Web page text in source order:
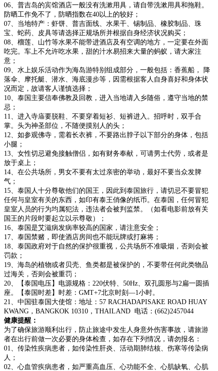
06、普吉岛的宾馆酒店一般没有洗漱用具，请自带洗漱用具和拖鞋。
防晒工作免不了，防晒指数在40以上的较好；
07、当地特产：虾饼、普吉面线、水果干、锡制品、橡胶制品、珠
宝、蛇药、皮具等请选择正规场所并根据自身经济状况购买；
08、榴莲、山竹等水果不能带进酒店及有空调的地方，一定要在外面
吃完。车上不允许吃水果，甜的汁水易招来大量的蚂蚁，请大家注
意；
09、水上娱乐活动作为海岛游特别组成部分，一般包括：香蕉船， 降
落伞、摩托艇、潜水、海底漫步等，因需根据客人自身喜好和身体状
况而定，故请客人谨慎选择；
10、泰国主要信奉佛教及回教，进入当地请入乡随俗，遵守当地的禁
忌；
11、进入寺庙要脱鞋、不要穿着短衫、短裤进入。招呼时，双手合
掌。头为神圣部位，不随便摸别人的头；
12、如参观佛寺，需着长衣裤，不要路出脖子以下部分的身体，包括
小腿；
13、女性切忌避免接触僧侣，如有财务奉献，可请男士代劳，或者是
放于桌上；
14、在公共场所，男女不要有太过亲密的举动，最好不要当众发脾
气；
15、泰国人十分尊敬他们的国王，因此到泰国旅行，请切忌不要冒犯
任何与皇室有关的东西，如印有泰王俏像的纸币。在泰国，任何冒犯
皇室人员的行为均属犯法，违法者会被判监禁。（如看电影前放有关
国王的片段时要起立以示尊敬）；
16、泰国是艾滋病发病率较高的国家，请注意安全；
17、泰国禁赌，即使酒店房间也不能玩牌或打麻将；
18、泰国政府对于自然的保护很重视，公共场所不准吸烟，否则会被
罚款；
19、海岛的植物或者贝壳、鱼类都是被保护的，不要带任何此类物品
过海关，否则会被重罚；
20、【泰国电压】电源规格：220伏特、50Hz、双孔圆形与2扁一圆插
座。【泰国时差】时差：GMT+7北京时刻—1小时。
21、中国驻泰国大使馆：地址：57 RACHADAPISAKE ROAD HUAY
KWANG，BANGKOK 10310，THAILAND 电话：(662)2457044
健康提醒：
为了确保旅游顺利出行，防止旅途中发生人身意外伤害事故，请旅游
者在出行前做一次必要的身体检查，如存在下列情况，请勿报名：
01、传染性疾病患者，如传染性肝炎、活动期肺结核、伤寒等传染病
人；
02、心血管疾病患者，如严重高血压、心功能不全、心肌缺氧、心肌